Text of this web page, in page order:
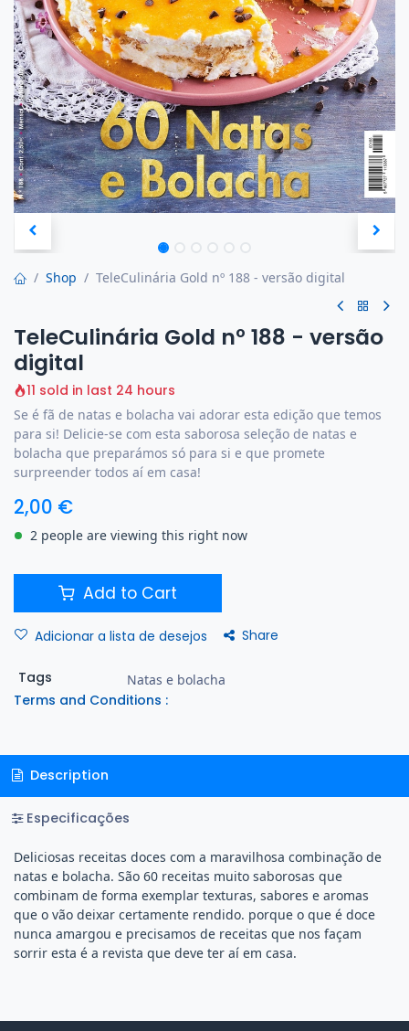
Shop TeleCulinária Gold nº 188 - versão digital
TeleCulinária Gold nº 188 - versão
digital
11 sold in last 24 hours
Se é fã de natas e bolacha vai adorar esta edição que temos
para si! Delicie-se com esta saborosa seleção de natas e
bolacha que preparámos só para si e que promete
surpreender todos aí em casa!
2,00 €
2 people are viewing this right now
Add to Cart
Adicionar a lista de desejos Share
Tags Natas e bolacha
Terms and Conditions :
Description
Especificações
Deliciosas receitas doces com a maravilhosa combinação de
natas e bolacha. São 60 receitas muito saborosas que
combinam de forma exemplar texturas, sabores e aromas
que o vão deixar certamente rendido. porque o que é doce
nunca amargou e precisamos de receitas que nos façam
sorrir esta é a revista que deve ter aí em casa.